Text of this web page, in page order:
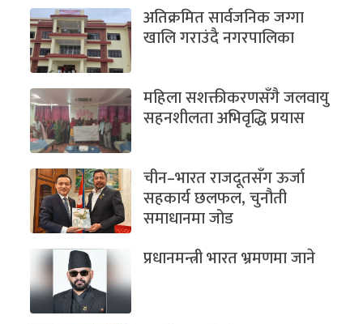
अतिक्रमित सार्वजनिक जग्गा
खालि गराउंदै नगरपालिका
महिला सशक्तीकरणसँगै जलवायु
सहनशीलता अभिवृद्धि प्रयास
चीन–भारत राजदूतसँग ऊर्जा
सहकार्य छलफल, चुनौती
समाधानमा जोड
प्रधानमन्त्री भारत भ्रमणमा जाने